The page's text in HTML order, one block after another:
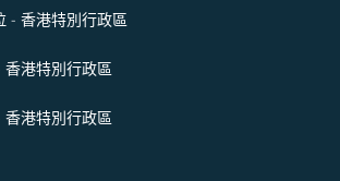
- 香港特別行政區
香港特別行政區
香港特別行政區